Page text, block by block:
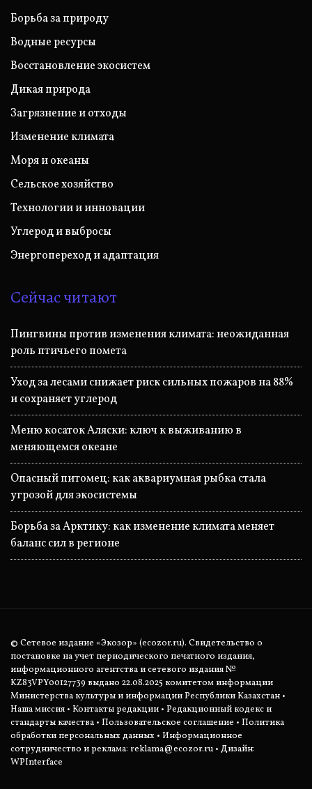
Борьба за природу
Водные ресурсы
Восстановление экосистем
Дикая природа
Загрязнение и отходы
Изменение климата
Моря и океаны
Сельское хозяйство
Технологии и инновации
Углерод и выбросы
Энергопереход и адаптация
Сейчас читают
Пингвины против изменения климата: неожиданная
роль птичьего помета
Уход за лесами снижает риск сильных пожаров на 88%
и сохраняет углерод
Меню косаток Аляски: ключ к выживанию в
меняющемся океане
Опасный питомец: как аквариумная рыбка стала
угрозой для экосистемы
Борьба за Арктику: как изменение климата меняет
баланс сил в регионе
© Сетевое издание «Экозор» (ecozor.ru). Свидетельство о
постановке на учет периодического печатного издания,
информационного агентства и сетевого издания №
KZ83VPY00127739 выдано 22.08.2025 комитетом информации
Министерства культуры и информации Республики Казахстан •
Наша миссия • Контакты редакции • Редакционный кодекс и
стандарты качества • Пользовательское соглашение • Политика
обработки персональных данных • Информационное
сотрудничество и реклама: reklama@ecozor.ru • Дизайн:
WPInterface